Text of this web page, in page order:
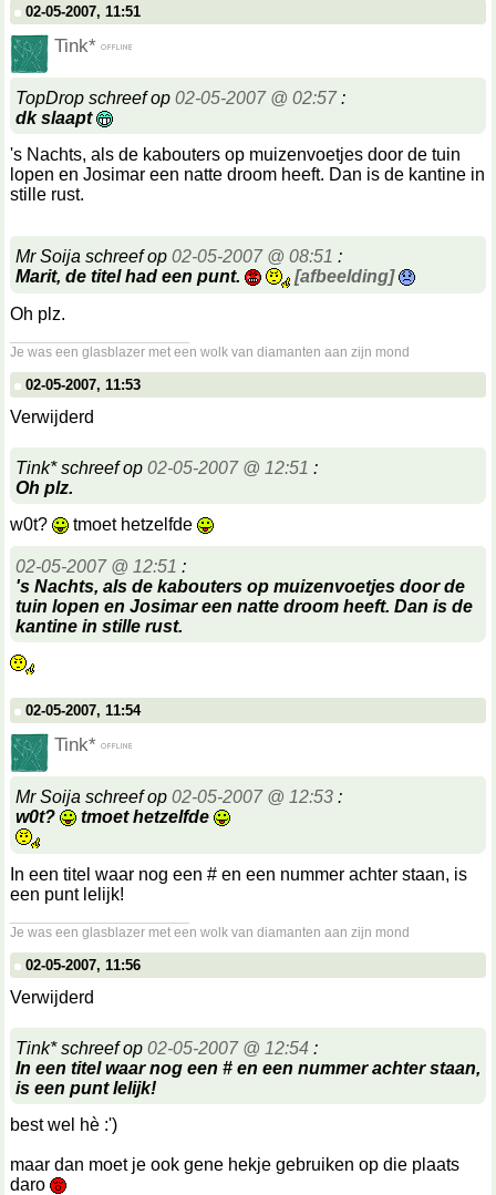
02-05-2007, 11:51
Tink*
TopDrop schreef op 02-05-2007 @ 02:57:
dk slaapt
's Nachts, als de kabouters op muizenvoetjes door de tuin
lopen en Josimar een natte droom heeft. Dan is de kantine in
stille rust.
Mr Soija schreef op 02-05-2007 @ 08:51 :
Marit, de titel had een punt.
[afbeelding]
Oh plz.
Je was een glasblazer met een wolk van diamanten aan zijn mond
02-05-2007, 11:53
Verwijderd
Tink* schreef op 02-05-2007 @ 12:51 :
Oh plz.
w0t?
tmoet hetzelfde
02-05-2007 @ 12:51 :
's Nachts, als de kabouters op muizenvoetjes door de
tuin lopen en Josimar een natte droom heeft. Dan is de
kantine in stille rust.
02-05-2007, 11:54
Tink*
Mr Soija schreef op 02-05-2007 @ 12:53 :
w0t?
tmoet hetzelfde
In een titel waar nog een # en een nummer achter staan, is
een punt lelijk!
Je was een glasblazer met een wolk van diamanten aan zijn mond
02-05-2007, 11:56
Verwijderd
Tink* schreef op 02-05-2007 @ 12:54 :
In een titel waar nog een # en een nummer achter staan,
is een punt lelijk!
best wel hè :')
maar dan moet je ook gene hekje gebruiken op die plaats
daro